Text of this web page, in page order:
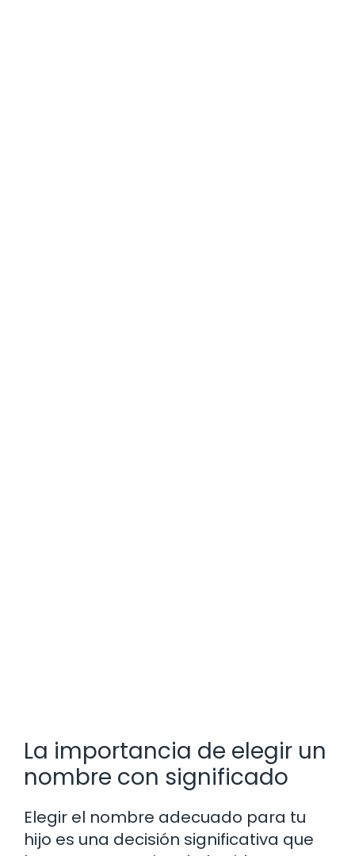
La importancia de elegir un
nombre con significado
Elegir el nombre adecuado para tu
hijo es una decisión significativa que